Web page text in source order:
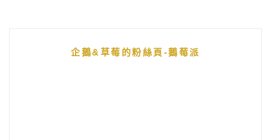
企鵝&草莓的粉絲頁-鵝莓派